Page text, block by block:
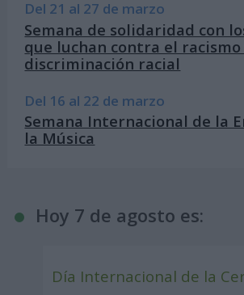
Del 21 al 27 de marzo
Semana de solidaridad con
que luchan contra el racismo
discriminación racial
Del 16 al 22 de marzo
Semana Internacional de la
la Música
Hoy 7 de agosto es:
Día Internacional de la